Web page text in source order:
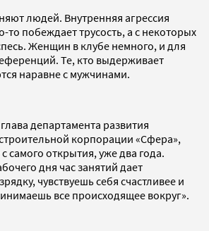
людей. Внутренняя агрессия
то побеждает трусость, а с некоторых
Женщин в клубе немного, и для
Те, кто выдерживает
наравне с мужчинами.
департамента развития
корпорации «Сфера»,
самого открытия, уже два года.
дня час занятий дает
чувствуешь себя счастливее и
все происходящее вокруг».